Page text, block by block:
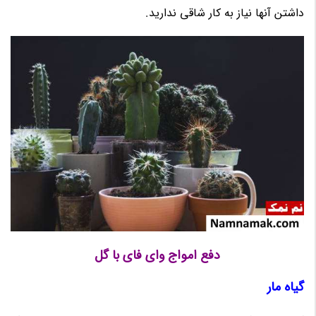
داشتن آنها نیاز به کار شاقی ندارید.
دفع امواج وای فای با گل
گیاه مار